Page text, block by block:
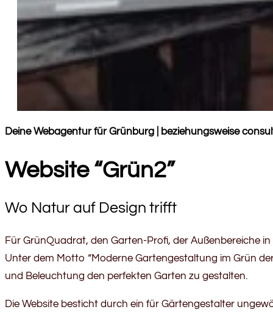
Deine Webagentur für Grünburg | beziehungsweise
Website “Grün2”
Wo Natur auf Design trifft
Für GrünQuadrat, den Garten-Profi, der Außenbereiche
Unter dem Motto “Moderne Gartengestaltung im Grün
und Beleuchtung den perfekten Garten zu gestalten.
Die Website besticht durch ein für Gärtengestalter